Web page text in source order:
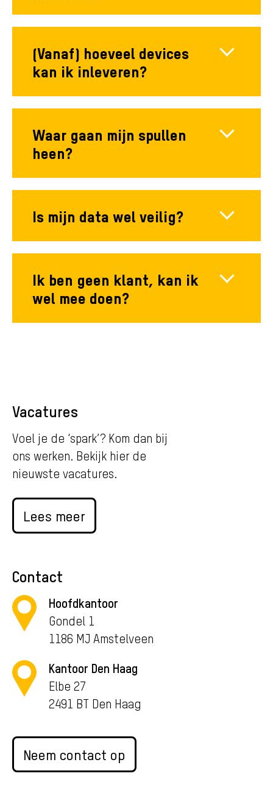
(Vanaf) hoeveel devices
kan ik inleveren?
Waar gaan mijn spullen
heen?
Is mijn data wel veilig?
Ik ben geen klant, kan ik
wel mee doen?
Vacatures
Voel je de ‘spark’? Kom dan bij
ons werken. Bekijk hier de
nieuwste vacatures.
Lees meer
Contact
Hoofdkantoor
Gondel 1
1186 MJ Amstelveen
Kantoor Den Haag
Elbe 27
2491 BT Den Haag
Neem contact op